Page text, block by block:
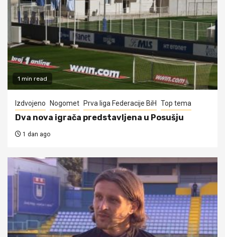
1 min read
Izdvojeno Nogomet Prva liga Federacije BiH Top tema
Dva nova igrača predstavljena u Posušju
1 dan ago